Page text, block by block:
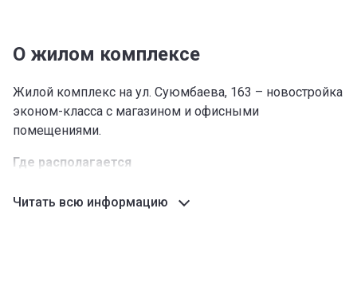
О жилом комплексе
Жилой комплекс на ул. Суюмбаева, 163 – новостройка
эконом-класса с магазином и офисными
помещениями.
Где располагается
по адресу улица Суюмбаева, 163, в 200 метрах от
Читать всю информацию